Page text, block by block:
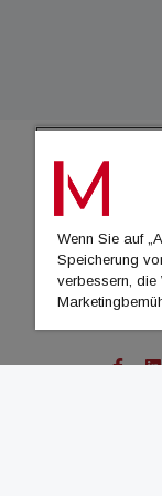
Wenn Sie auf
Speicherung
verbessern, die